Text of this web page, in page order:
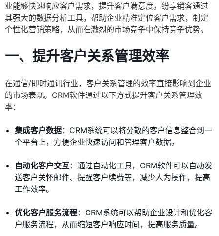
业能够快速响应客户需求，提升客户满意度。纷享销客通过
其强大的数据分析工具，帮助企业精准定位客户需求，制定
个性化营销策略，从而在激烈的市场竞争中保持竞争优势。
一、提升客户关系管理效率
在通信/即时通讯行业，客户关系管理的效率直接影响到企业
的市场表现。CRM软件通过以下方式提升客户关系管理效
率：
集成客户数据：CRM系统可以将分散的客户信息整合到一
个平台上，方便企业快速访问和管理客户数据。
自动化客户交互：通过自动化工具，CRM软件可以自动发
送客户关怀邮件、提醒客户续费等，减少人为操作，提高
工作效率。
优化客户服务流程：CRM系统可以帮助企业设计和优化客
户服务流程，从而缩短客户响应时间，提高服务质量。